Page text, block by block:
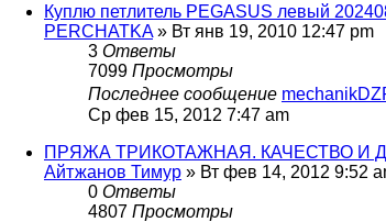
Куплю петлитель PEGASUS левый
PERCHATKA» Вт янв 19, 2010 12:47 pm
3 Ответы
7099 Просмотры
Последнее сообщение
Ср фев 15, 2012 7:47 am
ПРЯЖА ТРИКОТАЖНАЯ. КАЧЕСТВО И
Айтжанов Тимур » Вт фев 14, 2012 9:52
0 Ответы
4807 Просмотры